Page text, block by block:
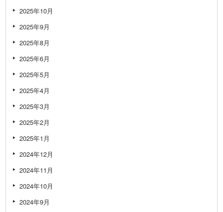
2025年10月
2025年9月
2025年8月
2025年6月
2025年5月
2025年4月
2025年3月
2025年2月
2025年1月
2024年12月
2024年11月
2024年10月
2024年9月